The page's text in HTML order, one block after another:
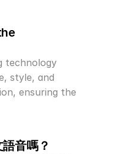
technology
style, and
ensuring the
音嗎？